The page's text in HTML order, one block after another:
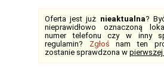
Oferta jest już nieaktualna?
nieprawidłowo oznaczoną
numer telefonu czy w inny
regulamin? Zgłoś nam ten
zostanie sprawdzona w